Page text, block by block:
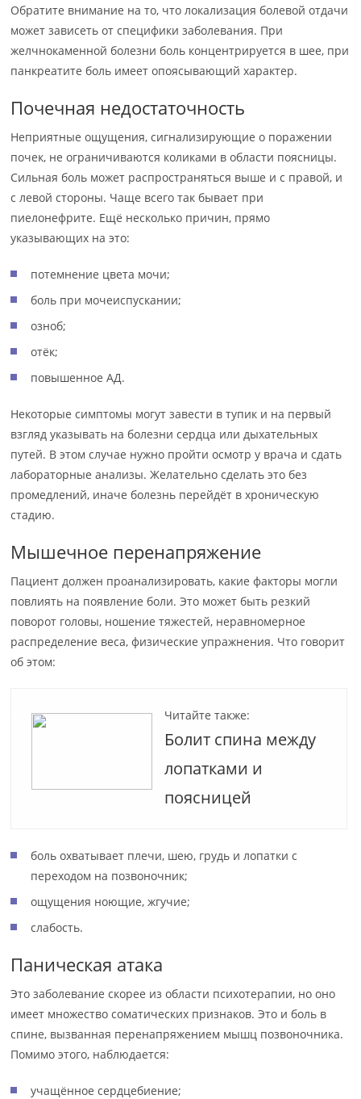
Обратите внимание на то, что локализация болевой отдачи
может зависеть от специфики заболевания. При
желчнокаменной болезни боль концентрируется в шее, при
панкреатите боль имеет опоясывающий характер.
Почечная недостаточность
Неприятные ощущения, сигнализирующие о поражении
почек, не ограничиваются коликами в области поясницы.
Сильная боль может распространяться выше и с правой, и
с левой стороны. Чаще всего так бывает при
пиелонефрите. Ещё несколько причин, прямо
указывающих на это:
потемнение цвета мочи;
боль при мочеиспускании;
озноб;
отёк;
повышенное АД.
Некоторые симптомы могут завести в тупик и на первый
взгляд указывать на болезни сердца или дыхательных
путей. В этом случае нужно пройти осмотр у врача и сдать
лабораторные анализы. Желательно сделать это без
промедлений, иначе болезнь перейдёт в хроническую
стадию.
Мышечное перенапряжение
Пациент должен проанализировать, какие факторы могли
повлиять на появление боли. Это может быть резкий
поворот головы, ношение тяжестей, неравномерное
распределение веса, физические упражнения. Что говорит
об этом:
Читайте также:
Болит спина между
лопатками и
поясницей
боль охватывает плечи, шею, грудь и лопатки с
переходом на позвоночник;
ощущения ноющие, жгучие;
слабость.
Паническая атака
Это заболевание скорее из области психотерапии, но оно
имеет множество соматических признаков. Это и боль в
спине, вызванная перенапряжением мышц позвоночника.
Помимо этого, наблюдается:
учащённое сердцебиение;